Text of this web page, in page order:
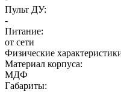
Пульт ДУ:
-
Питание:
от сети
Физические
Материал корпуса:
МДФ
Габариты: